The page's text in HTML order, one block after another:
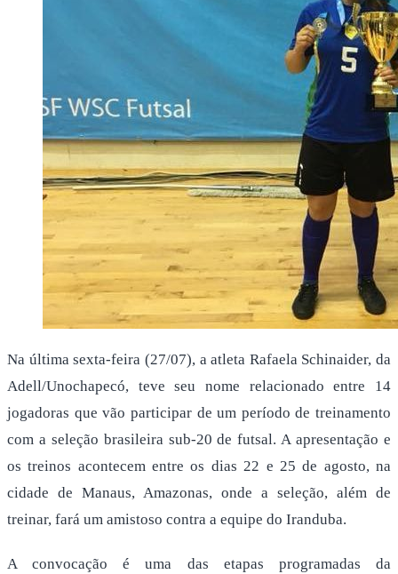
Na última sexta-feira (27/07), a atleta Rafaela Schinaider, da
Adell/Unochapecó, teve seu nome relacionado entre 14
jogadoras que vão participar de um período de treinamento
com a seleção brasileira sub-20 de futsal. A apresentação e
os treinos acontecem entre os dias 22 e 25 de agosto, na
cidade de Manaus, Amazonas, onde a seleção, além de
treinar, fará um amistoso contra a equipe do Iranduba.
A convocação é uma das etapas programadas da